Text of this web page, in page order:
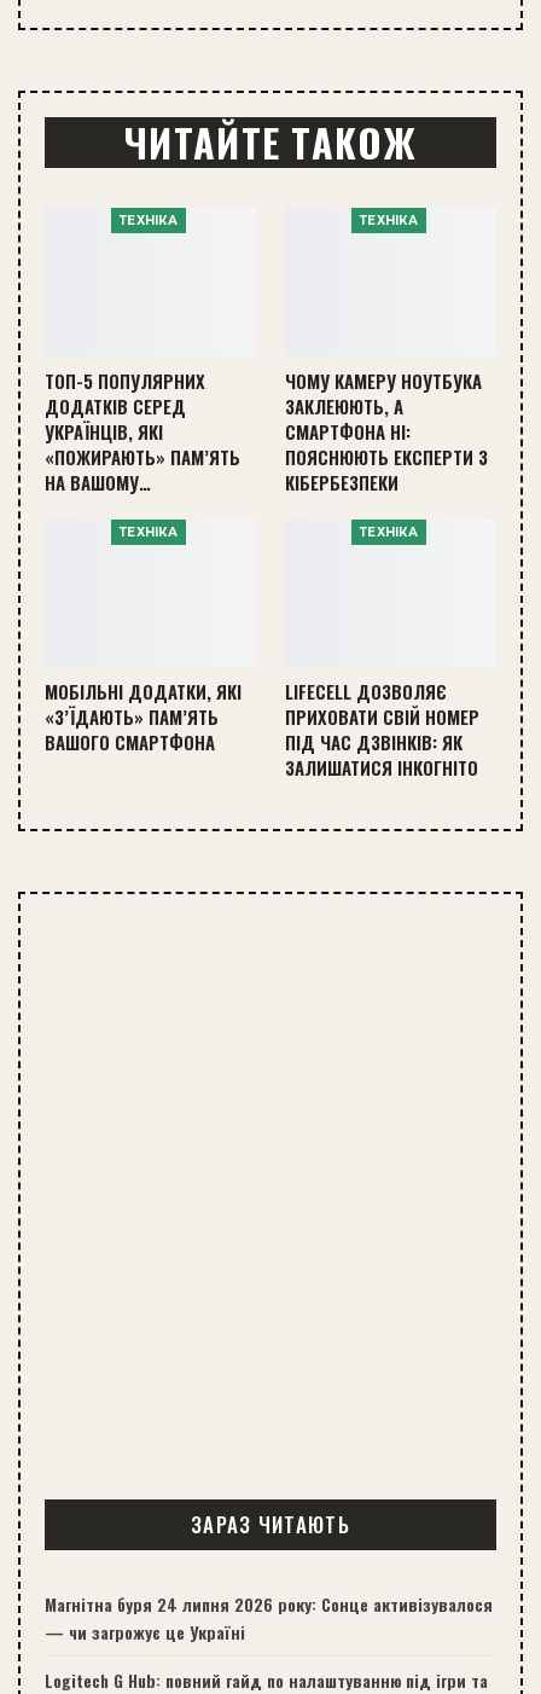
ЧИТАЙТЕ ТАКОЖ
ТЕХНІКА
ТОП-5 ПОПУЛЯРНИХ
ДОДАТКІВ СЕРЕД
УКРАЇНЦІВ, ЯКІ
«ПОЖИРАЮТЬ» ПАМ’ЯТЬ
НА ВАШОМУ…
ТЕХНІКА
ЧОМУ КАМЕРУ НОУТБУКА
ЗАКЛЕЮЮТЬ, А
СМАРТФОНА НІ:
ПОЯСНЮЮТЬ ЕКСПЕРТИ З
КІБЕРБЕЗПЕКИ
ТЕХНІКА
МОБІЛЬНІ ДОДАТКИ, ЯКІ
«З’ЇДАЮТЬ» ПАМ’ЯТЬ
ВАШОГО СМАРТФОНА
ТЕХНІКА
LIFECELL ДОЗВОЛЯЄ
ПРИХОВАТИ СВІЙ НОМЕР
ПІД ЧАС ДЗВІНКІВ: ЯК
ЗАЛИШАТИСЯ ІНКОГНІТО
ЗАРАЗ ЧИТАЮТЬ
Магнітна буря 24 липня 2026 року: Сонце активізувалося
— чи загрожує це Україні
Logitech G Hub: повний гайд по налаштуванню під ігри та